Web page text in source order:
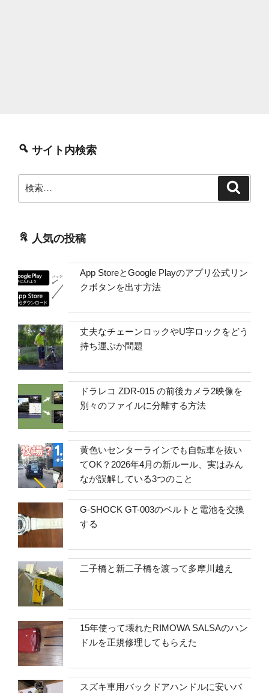
サイト内検索
索:
人気の投稿
App StoreとGoogle Playのアプリ公式リン
クボタンを出す方法
丈夫なチェーンロックやU字ロックをどう
持ち運ぶか問題
ドラレコ ZDR-015 の前後カメラ2映像を
別々のファイルに分離する方法
黄色いセンターラインでも自転車を抜い
てOK？2026年4月の新ルール、実はみん
なが誤解している3つのこと
G-SHOCK GT-003のベルトと電池を交換
する
二子橋と新二子橋を渡って多摩川越え
15年使って壊れたRIMOWA SALSAのハン
ドルを正規修理してもらえた
スズキ車用バックドアハンドルに安いバ